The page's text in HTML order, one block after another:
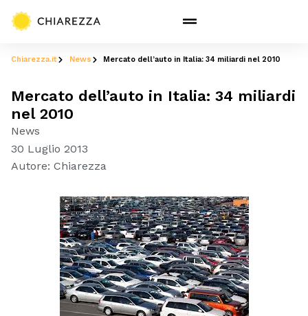
Chiarezza.it News Mercato dell’auto in Italia: 34 miliardi nel 2010
Mercato dell’auto in Italia: 34 miliardi
nel 2010
News
30 Luglio 2013
Autore: Chiarezza